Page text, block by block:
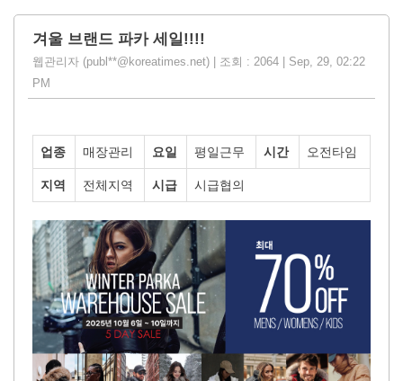
겨울 브랜드 파카 세일!!!!
웹관리자 (publ**@koreatimes.net) | 조회 : 2064 | Sep, 29, 02:22
PM
업종 매장관리 요일 평일근무 시간 오전타임
지역 전체지역 시급 시급협의